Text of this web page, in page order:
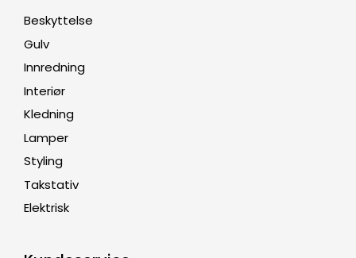
Beskyttelse
Gulv
Innredning
Interiør
Kledning
Lamper
Styling
Takstativ
Elektrisk